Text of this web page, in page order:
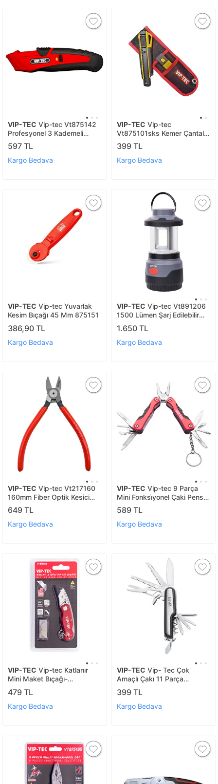
VIP-TEC Vip-tec Vt875142
Profesyonel 3 Kademeli
Güvenikli Maket Bıçağı
597 TL
Kargo Bedava
VIP-TEC Vip-tec
Vt875101sks Kemer Çantalı
Plastik Maket Bıçağı Takımı
Profesyonel
399 TL
Kargo Bedava
VIP-TEC Vip-tec Yuvarlak
Kesim Bıçağı 45 Mm 875151
386,90 TL
Kargo Bedava
VIP-TEC Vip-tec Vt891206
1500 Lümen Şarj Edilebilir
Outdoor Fener
1.650 TL
Kargo Bedava
VIP-TEC Vip-tec Vt217160
160mm Fiber Optik Kesici
Yan Keski
649 TL
Kargo Bedava
VIP-TEC Vip-tec 9 Parça
Mini Fonksi̇yonel Çaki Pense
Vt875191
589 TL
Kargo Bedava
VIP-TEC Vip-tec Katlanır
Mini Maket Bıçağı-
Vt875158 5 Adet Yedekli
479 TL
Kargo Bedava
VIP-TEC Vip- Tec Çok
Amaçlı Çakı 11 Parça
(vt875192)
399 TL
Kargo Bedava